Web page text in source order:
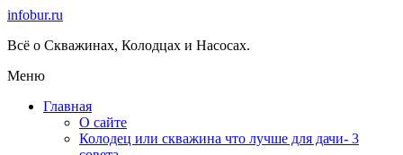
infobur.ru
Всё о Скважинах, Колодцах и Насосах.
Меню
Главная
О сайте
Колодец или скважина что лучше для дачи- 3